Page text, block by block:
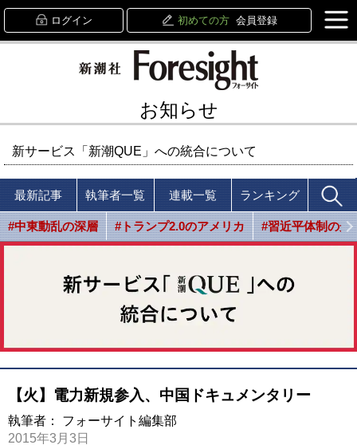
ログイン 初めての方 会員登録
お知らせ
新サービス「新潮QUE」への統合について
最新記事 執筆者一覧 連載一覧 ランキング
#中東動乱の深層 #トランプ2.0のアメリカ #習近平体制の光
【火】電力新規参入、中国ドキュメンタリー
執筆者： フォーサイト編集部
2015年3月3日